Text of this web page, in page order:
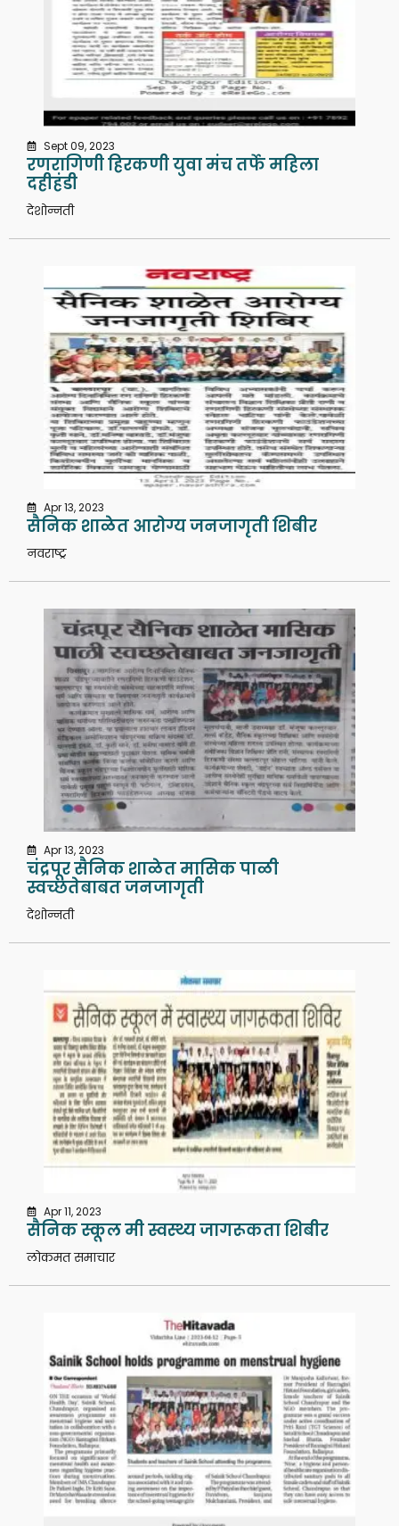
Sept 09, 2023
रणरागिणी हिरकणी युवा मंच तर्फे महिला
दहीहंडी
देशोन्नती
Apr 13, 2023
सैनिक शाळेत आरोग्य जनजागृती शिबीर
नवराष्ट्र
Apr 13, 2023
चंद्रपूर सैनिक शाळेत मासिक पाळी
स्वच्छतेबाबत जनजागृती
देशोन्नती
Apr 11, 2023
सैनिक स्कूल मी स्वस्थ्य जागरूकता शिबीर
लोकमत समाचार